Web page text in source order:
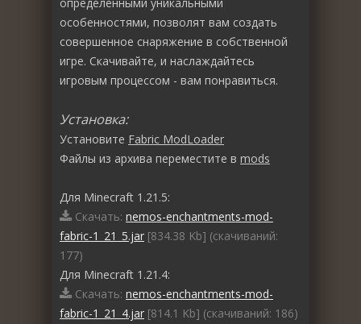
особенностями, позволят вам создать
совершенное снаряжение в собственной
игре. Скачивайте, и наслаждайтесь
игровым процессом - вам понравиться.
Установка:
Установите Fabric ModLoader
Файлы из архива переместите в mods
Для Minecraft 1.21.5:
Скачать: nemos-enchantments-mod-
fabric-1_21_5.jar [834.38 Kb] (cкачиваний:
177)
Для Minecraft 1.21.4:
Скачать: nemos-enchantments-mod-
fabric-1_21_4.jar [814.1 Kb] (cкачиваний: 186)